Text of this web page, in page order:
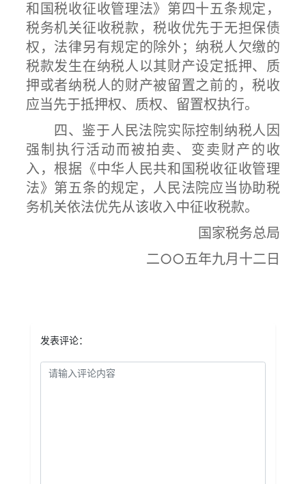
和国税收征收管理法》第四十五条规定，
税务机关征收税款，税收优先于无担保债
权，法律另有规定的除外；纳税人欠缴的
税款发生在纳税人以其财产设定抵押、质
押或者纳税人的财产被留置之前的，税收
应当先于抵押权、质权、留置权执行。
四、鉴于人民法院实际控制纳税人因
强制执行活动而被拍卖、变卖财产的收
入，根据《中华人民共和国税收征收管理
法》第五条的规定，人民法院应当协助税
务机关依法优先从该收入中征收税款。
国家税务总局
二○○五年九月十二日
发表评论：